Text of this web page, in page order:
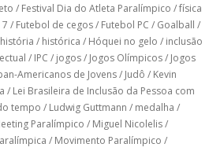
/ Festival Dia do Atleta Paralímpico /física
/ Futebol de cegos/ Futebol PC / Goalball /
história / histórica / Hóquei no gelo / inclusão
/ IPC / jogos/ Jogos Olímpicos/ Jogos
Americanos de Jovens/ Judô / Kevin
/ Lei Brasileira de Inclusão da Pessoa com
tempo / Ludwig Guttmann / medalha /
Paralímpico / Miguel Nicolelis/
/ Movimento Paralímpico /